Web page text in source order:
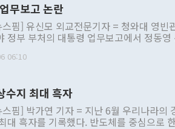
무보고 논란
핌] 유신모 외교전문기자 = 청와대 영빈
정부 부처의 대통령 업무보고에서 정동
는 정부 내 조율을 거치지 않은 사안을 정
망에 근거한 비현실적 구상'이라는 비판을
정책 관련 발언이 물의를 빚은 적은 여러
관이 공개적으로 부정적 입장을 표명한
06:10
수지 최대 흑자
핌] 박가연 기자 = 지난 6월 우리나라의
대 흑자를 기록했다. 반도체를 중심으로